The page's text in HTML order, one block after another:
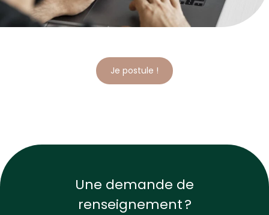
Je postule !
Une demande de
renseignement ?